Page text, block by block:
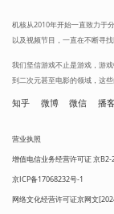
机核从2010年开始一直致力于
以及视频节目，一直在不断寻找
我们坚信游戏不止是游戏，游
到二次元甚至电影的领域，这
知乎 微博 微信 播
营业执照
增值电信业务经营许可证 京B2-
京ICP备17068232号-1
网络文化经营许可证京网文